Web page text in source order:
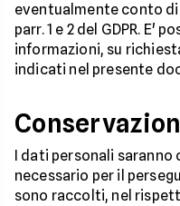
eventualmente conto
parr. 1 e 2 del GDPR. E'
informazioni, su
indicati nel presente
I dati personali
necessario per il
sono raccolti, nel